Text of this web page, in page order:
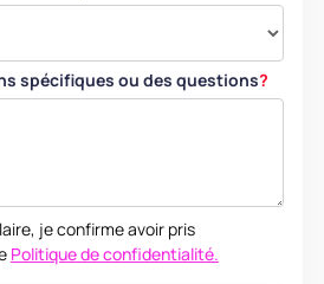
spécifiques ou des questions?
je confirme avoir pris
Politique de confidentialité.